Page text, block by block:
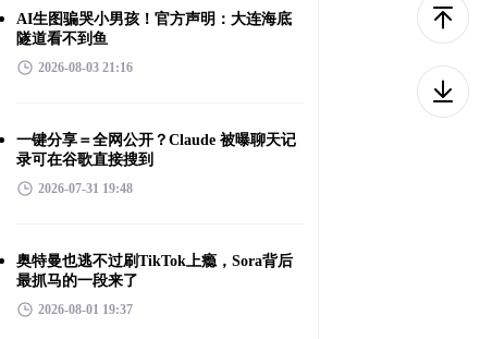
AI生图骗哭小男孩！官方声明：大连海底
隧道看不到鱼
2026-08-03 21:16
一键分享＝全网公开？Claude 被曝聊天记
录可在谷歌直接搜到
2026-07-31 19:48
奥特曼也逃不过刷TikTok上瘾，Sora背后
最抓马的一段来了
2026-08-01 19:37